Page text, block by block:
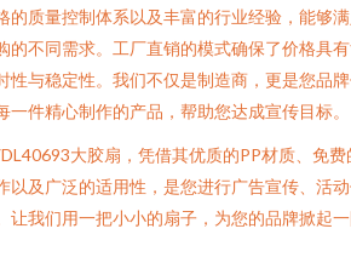
的质量控制体系以及丰富的行业经验，能够
的不同需求。工厂直销的模式确保了价格具
性与稳定性。我们不仅是制造商，更是您品
件精心制作的产品，帮助您达成宣传目标。
大胶扇，凭借其优质的PP材质、免费
以及广泛的适用性，是您进行广告宣传、活
让我们用一把小小的扇子，为您的品牌掀起